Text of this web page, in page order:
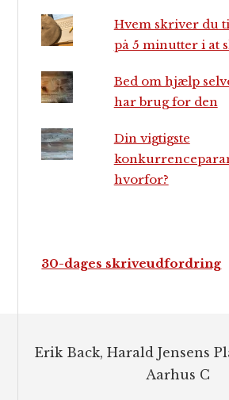
Hvem skriver du
på 5 minutter i at
Bed om hjælp
har brug for den
Din vigtigste
hvorfor?
30-dages skriveudfordring
Erik Back, Harald Jensens
Aarhus C